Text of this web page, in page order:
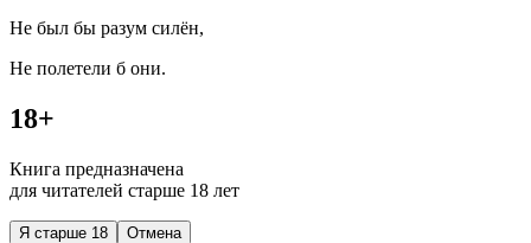
Не был бы разум силён,
Не полетели б они.
18+
Книга предназначена
для читателей старше 18 лет
Я старше 18 Отмена